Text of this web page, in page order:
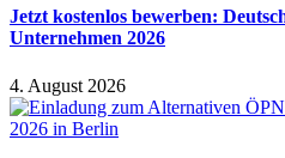
Jetzt kostenlos bewerben:
Unternehmen 2026
4. August 2026